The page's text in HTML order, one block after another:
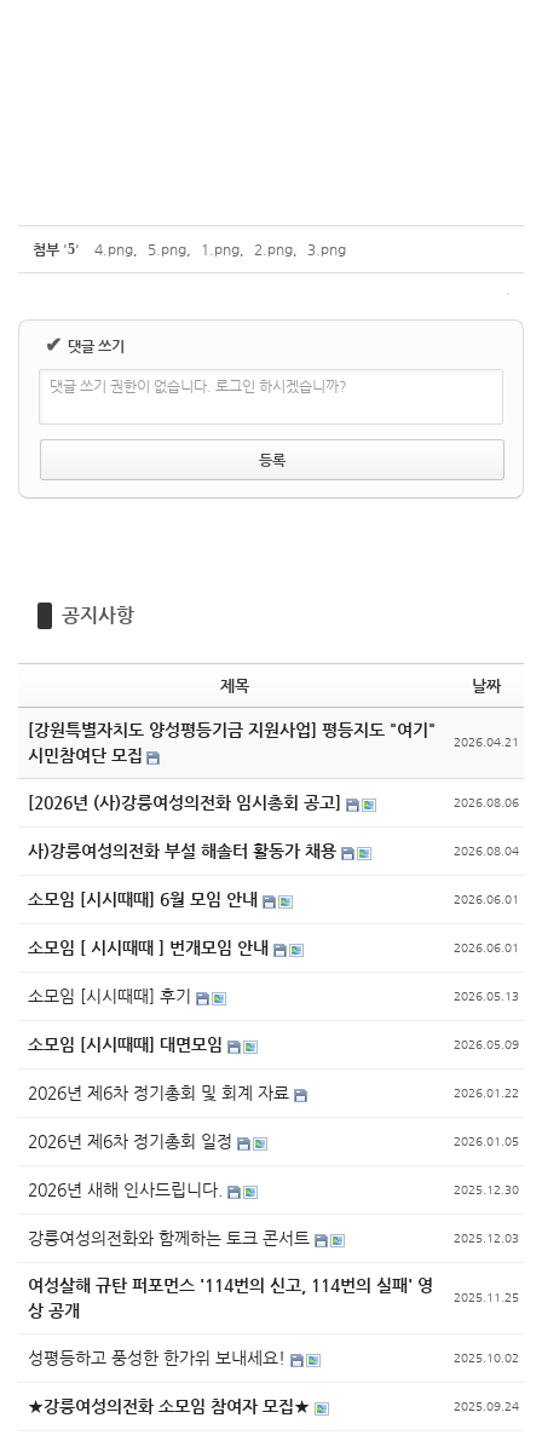
첨부 '5' 4.png 5.png 1.png 2.png 3.png
✔ 댓글 쓰기
댓글 쓰기 권한이 없습니다. 로그인 하시겠습니까?
공지사항
제목 날짜
[강원특별자치도 양성평등기금 지원사업] 평등지도 "여기"
시민참여단 모집
2026.04.21
[2026년 (사)강릉여성의전화 임시총회 공고] 2026.08.06
사)강릉여성의전화 부설 해솔터 활동가 채용 2026.08.04
소모임 [시시때때] 6월 모임 안내 2026.06.01
소모임 [ 시시때때 ] 번개모임 안내 2026.06.01
소모임 [시시때때] 후기 2026.05.13
소모임 [시시때때] 대면모임 2026.05.09
2026년 제6차 정기총회 및 회계 자료 2026.01.22
2026년 제6차 정기총회 일정 2026.01.05
2026년 새해 인사드립니다. 2025.12.30
강릉여성의전화와 함께하는 토크 콘서트 2025.12.03
여성살해 규탄 퍼포먼스 '114번의 신고, 114번의 실패' 영
상 공개
2025.11.25
성평등하고 풍성한 한가위 보내세요! 2025.10.02
★강릉여성의전화 소모임 참여자 모집★ 2025.09.24